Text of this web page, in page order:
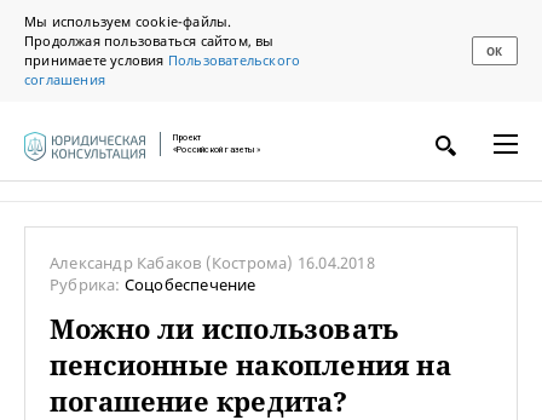
Мы используем cookie-файлы.
Продолжая пользоваться сайтом, вы
принимаете условия Пользовательского
соглашения
ОК
Проект
«Российской газеты»
Александр Кабаков (Кострома) 16.04.2018
Рубрика: Соцобеспечение
Можно ли использовать
пенсионные накопления на
погашение кредита?